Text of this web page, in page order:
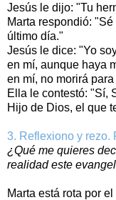
Jesús le dijo: "Tu
Marta respondió:
último día."
Jesús le dice: "Yo
en mí, aunque haya
en mí, no morirá
Ella le contestó: "Sí,
Hijo de Dios, el que
3. Reflexiono y rezo.
¿Qué me quieres
realidad este
Marta está rota por